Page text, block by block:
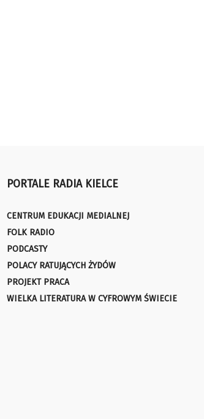
PORTALE RADIA KIELCE
CENTRUM EDUKACJI MEDIALNEJ
FOLK RADIO
PODCASTY
POLACY RATUJĄCYCH ŻYDÓW
PROJEKT PRACA
WIELKA LITERATURA W CYFROWYM ŚWIECIE